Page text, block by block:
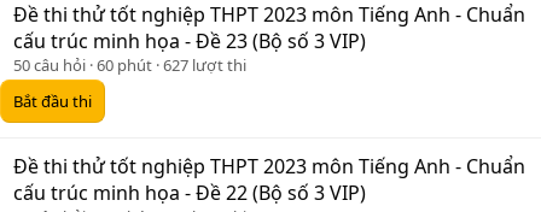
Đề thi thử tốt nghiệp THPT 2023 môn Tiếng Anh - Chuẩn
cấu trúc minh họa - Đề 23 (Bộ số 3 VIP)
50 câu hỏi 60 phút 627 lượt thi
Bắt đầu thi
Đề thi thử tốt nghiệp THPT 2023 môn Tiếng Anh - Chuẩn
cấu trúc minh họa - Đề 22 (Bộ số 3 VIP)